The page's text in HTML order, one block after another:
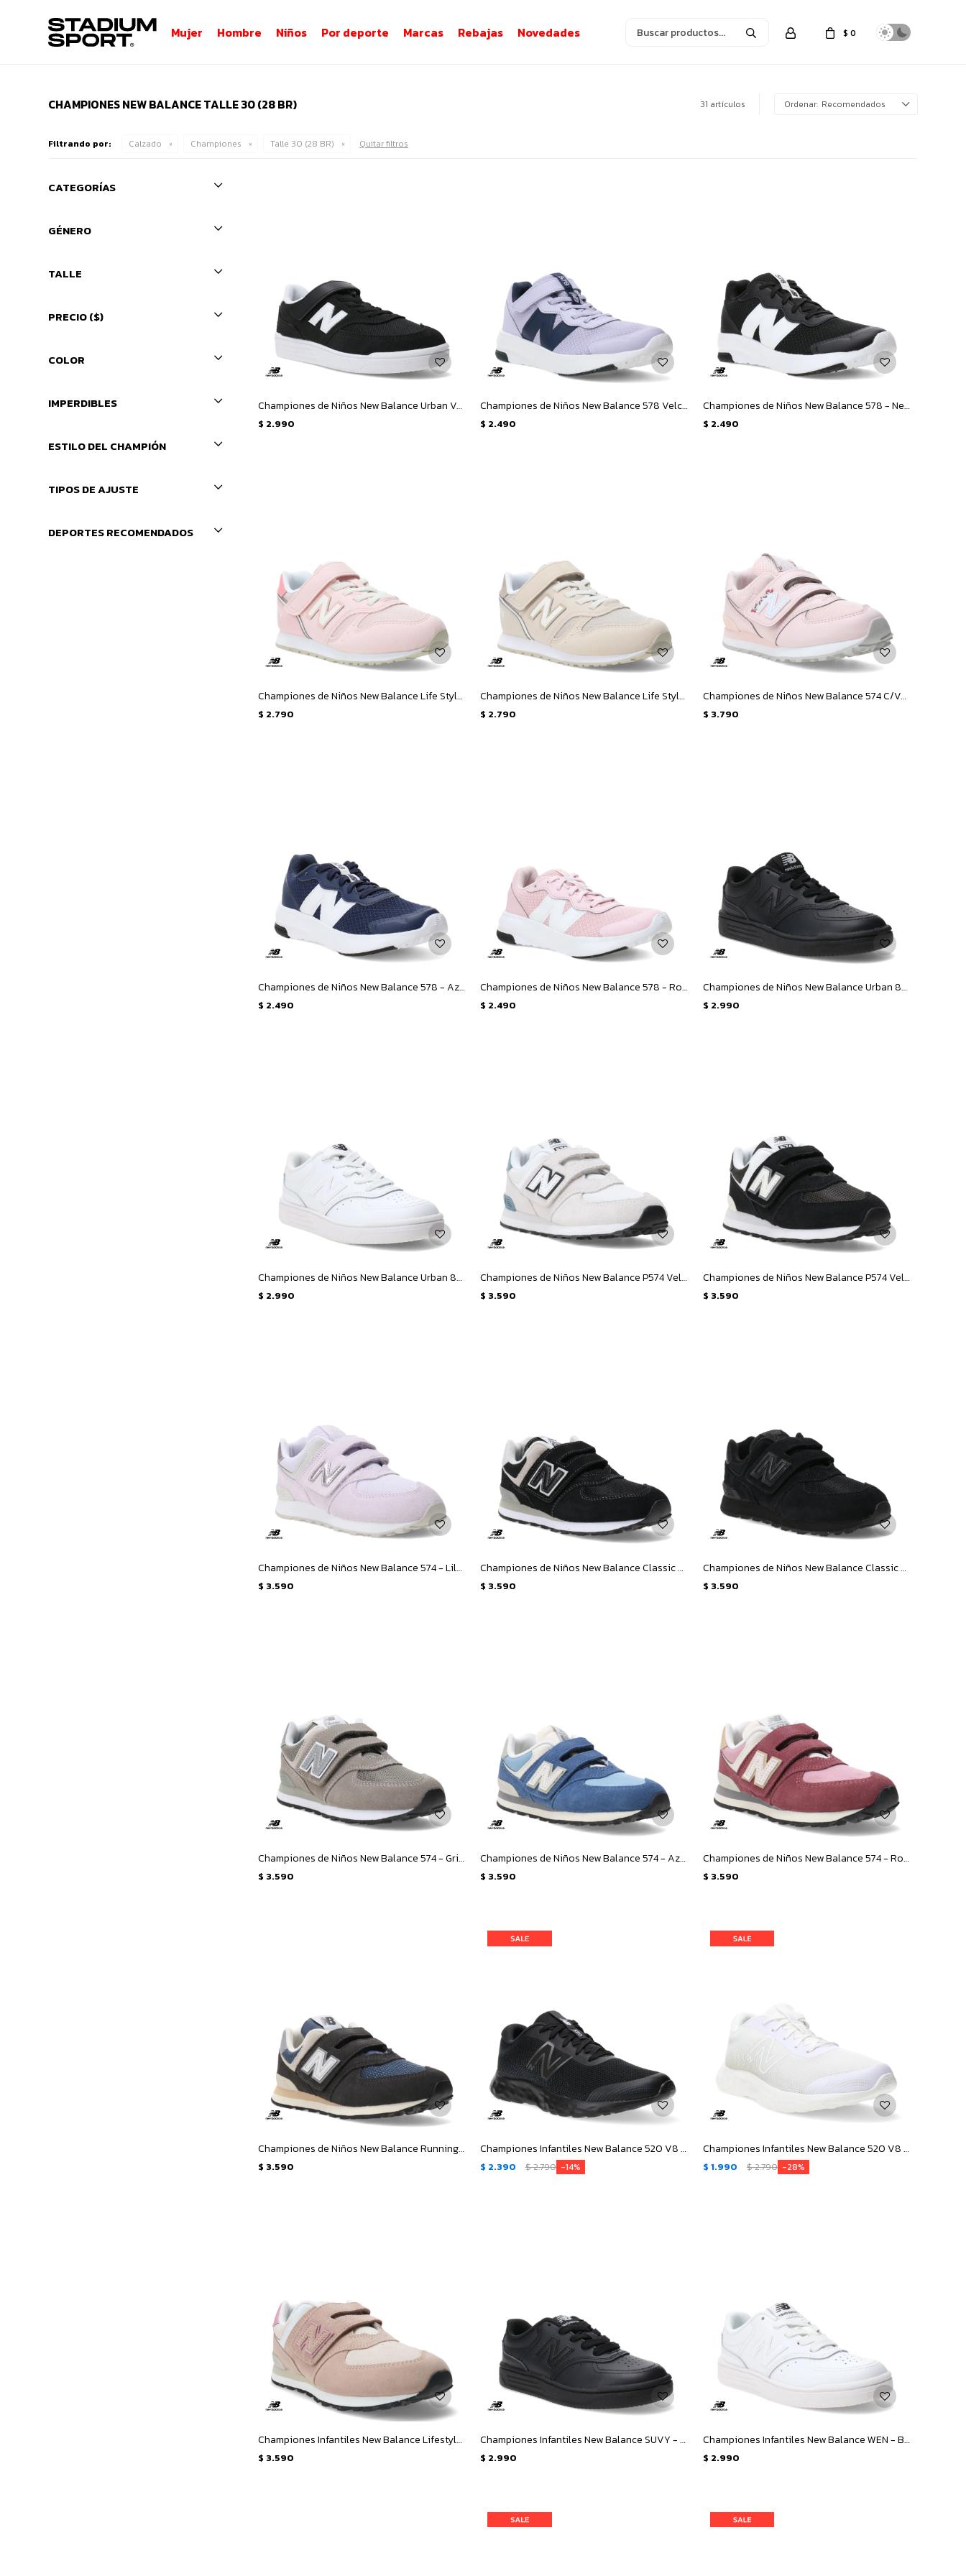
Mujer Hombre Niños Por deporte Marcas Rebajas Novedades $ 0
CHAMPIONES NEW BALANCE TALLE 30 (28 BR) 31 artículos Recomendados
Filtrando por: Calzado Championes Talle 30 (28 BR) Quitar filtros
Championes de Niños New Balance Urban Velcro - Negro - Blanco
$ 2.990
Championes de Niños New Balance 578 Velcro - Lila - Azul Marino
$ 2.490
Championes de Niños New Balance 578 - Negro - Blanco
$ 2.490
Championes de Niños New Balance Life Style 373 - Rosado
$ 2.790
Championes de Niños New Balance Life Style 373 - Beige
$ 2.790
Championes de Niños New Balance 574 C/Velcro - Rosado
$ 3.790
Championes de Niños New Balance 578 - Azul - Blanco
$ 2.490
Championes de Niños New Balance 578 - Rosado - Blanco
$ 2.490
Championes de Niños New Balance Urban 80 - Negro
$ 2.990
Championes de Niños New Balance Urban 80 - Blanco
$ 2.990
Championes de Niños New Balance P574 Velcro - Gris - Blanco
$ 3.590
Championes de Niños New Balance P574 Velcro - Negro - Blanco
$ 3.590
Championes de Niños New Balance 574 - Lila - Plata
$ 3.590
Championes de Niños New Balance Classic 574 - Negro - Gris
$ 3.590
Championes de Niños New Balance Classic 574 - Negro
$ 3.590
Championes de Niños New Balance 574 - Gris - Plateado
$ 3.590
Championes de Niños New Balance 574 - Azul - Celeste
$ 3.590
Championes de Niños New Balance 574 - Rojo - Rosado
$ 3.590
Championes de Niños New Balance Running Inspired - Gris - Azul
$ 3.590
Championes Infantiles New Balance 520 V8 - Negro
$ 2.390 $2.790 14
Championes Infantiles New Balance 520 V8 - Blanco - Lila
$ 1.990 $2.790 28
Championes Infantiles New Balance Lifestyle Velcro 574 - Camel - Beige - Rosado
$ 3.590
Championes Infantiles New Balance SUVY - Negro
$ 2.990
Championes Infantiles New Balance WEN - Blanco
$ 2.990
CATEGORÍAS
GÉNERO
TALLE
PRECIO($)
COLOR
IMPERDIBLES
ESTILO DEL CHAMPIÓN
TIPOS DE AJUSTE
DEPORTES RECOMENDADOS